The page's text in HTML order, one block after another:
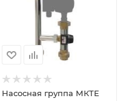
Насосная группа МКTE